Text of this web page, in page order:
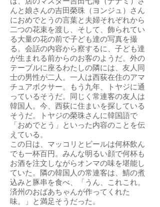
んと娘さんの吉田榮珠（ヨンジュ）さん
におめでとうの言葉と夫婦それぞれから
二つの花束を渡し、そして、飾られてい
る大量の花の前で子ども達の写真を撮
る。会話の内容から察するに、子ども達
が生まれる前からのお客のようだ。外の
テーブルに座るわたしの隣には、友人同
士の男性が二人。一人は西荻在住のアマ
チュアボクサー。もう九年、トヤジに通
っているそうだ。同じく常連客の友人は
韓国人。今、西荻に住まいを探している
そうだ。トヤジの榮珠さんに韓国語で
「おめでとう」といった内容のことを伝
えている。
この日は、マッコリとビールは何杯飲ん
でも一杯百円。みんな明るい顔で何杯も
お酒を注文しながらオンマの味を堪能し
ていた。隣の韓国人の常連客は、鯖の煮
込みと豚串を食べ、「うん、これこれ。
済州のおばあちゃんが作ってくれた
味。」と満足そうだった。